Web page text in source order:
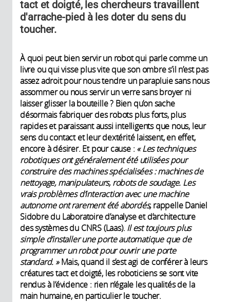
tact et doigté, les chercheurs travaillent
d'arrache-pied à les doter du sens du
toucher.
À quoi peut bien servir un robot qui parle comme un
livre ou qui visse plus vite que son ombre s’il n’est pas
assez adroit pour nous tendre un parapluie sans nous
assommer ou nous servir un verre sans broyer ni
laisser glisser la bouteille ? Bien qu’on sache
désormais fabriquer des robots plus forts, plus
rapides et paraissant aussi intelligents que nous, leur
sens du contact et leur dextérité laissent, en effet,
encore à désirer. Et pour cause : « Les techniques
robotiques ont généralement été utilisées pour
construire des machines spécialisées : machines de
nettoyage, manipulateurs, robots de soudage. Les
vrais problèmes d’interaction avec une machine
autonome ont rarement été abordés,rappelle Daniel
Sidobre du Laboratoire d’analyse et d’architecture
des systèmes du CNRS (Laas). Il est toujours plus
simple d’installer une porte automatique que de
programmer un robot pour ouvrir une porte
standard. »Mais, quand il s’est agi de conférer à leurs
créatures tact et doigté, les roboticiens se sont vite
rendus à l’évidence : rien n’égale les qualités de la
main humaine, en particulier le toucher.